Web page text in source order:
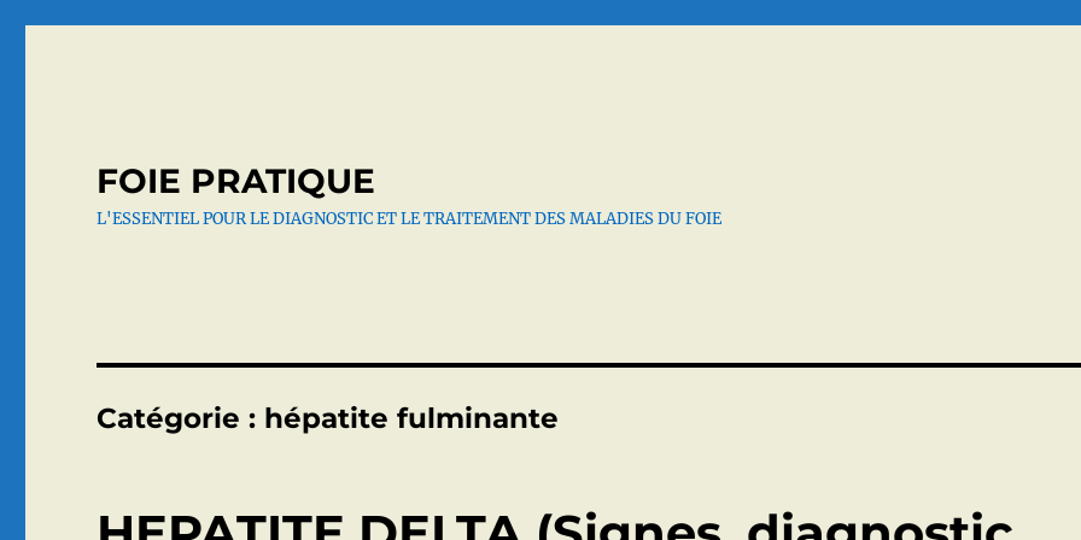
FOIE PRATIQUE
L'ESSENTIEL POUR LE DIAGNOSTIC ET LE TRAITEMENT DES MALADIES DU FOIE
Catégorie : hépatite fulminante